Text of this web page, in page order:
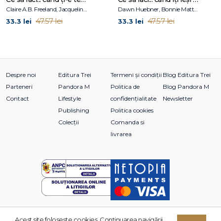
33.3 lei 47.57 lei 33.3 lei 47.57 lei
Despre noi
Parteneri
Contact
Editura Trei
Pandora M
Lifestyle
Publishing
Colecții
Termeni și condiții
Politica de
confidențialitate
Politica cookies
Comanda si
livrarea
Blog Editura Trei
Blog Pandora M
Newsletter
Acest site foloseşte cookies. Continuarea navigării